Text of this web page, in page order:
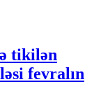
tikilən
fevralın